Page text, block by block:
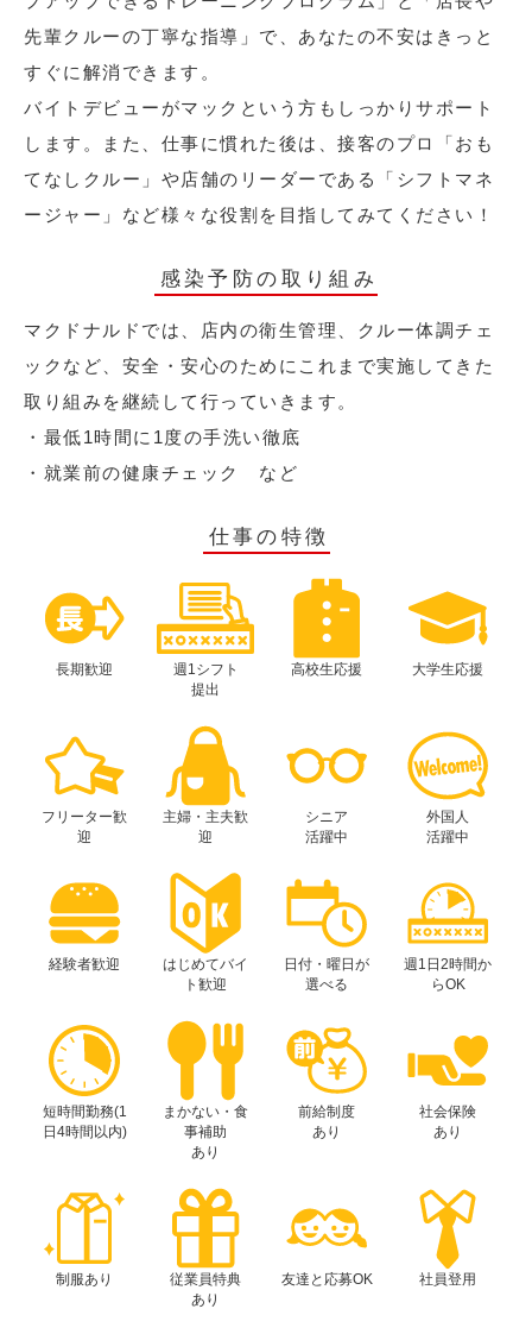
先輩クルーの丁寧な指導」で、あなたの不安はきっと
すぐに解消できます。
バイトデビューがマックという方もしっかりサポート
します。また、仕事に慣れた後は、接客のプロ「おも
てなしクルー」や店舗のリーダーである「シフトマネ
ージャー」など様々な役割を目指してみてください！
感染予防の取り組み
マクドナルドでは、店内の衛生管理、クルー体調チェ
ックなど、安全・安心のためにこれまで実施してきた
取り組みを継続して行っていきます。
・最低1時間に1度の手洗い徹底
・就業前の健康チェック など
仕事の特徴
長期歓迎
週1シフト
提出
高校生応援 大学生応援
フリーター歓
迎
主婦・主夫歓
迎
シニア
活躍中
外国人
活躍中
経験者歓迎
はじめてバイ
ト歓迎
日付・曜日が
選べる
週1日2時間か
らOK
短時間勤務(1
日4時間以内)
まかない・食
事補助
あり
前給制度
あり
社会保険
あり
制服あり
従業員特典
あり
友達と応募OK 社員登用